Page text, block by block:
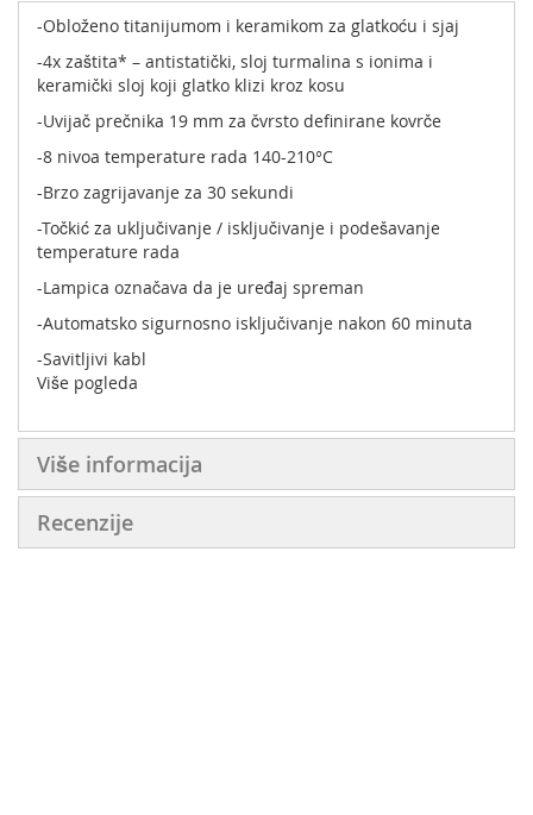
-Obloženo titanijumom i keramikom za glatkoću i sjaj
-4x zaštita* – antistatički, sloj turmalina s ionima i
keramički sloj koji glatko klizi kroz kosu
-Uvijač prečnika 19 mm za čvrsto definirane kovrče
-8 nivoa temperature rada 140-210°C
-Brzo zagrijavanje za 30 sekundi
-Točkić za uključivanje / isključivanje i podešavanje
temperature rada
-Lampica označava da je uređaj spreman
-Automatsko sigurnosno isključivanje nakon 60 minuta
-Savitljivi kabl
-Postolje za zaštitu od topline
-Hladan vrh
Više pogleda
Više informacija
Recenzije